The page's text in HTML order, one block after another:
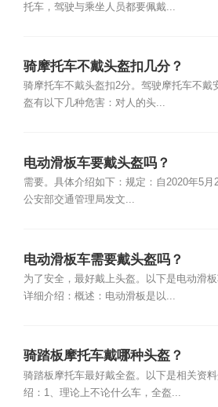
托车，驾驶与乘坐人员都要佩戴...
骑摩托车不戴头盔扣几分？
骑摩托车不戴头盔扣2分。驾驶摩托车不戴
盔有以下几种危害：对人的头...
电动滑板车要戴头盔吗？
需要。具体介绍如下：规定：自2020年5月
公安部交通管理局发文...
电动滑板车需要戴头盔吗？
为了安全，最好戴上头盔。以下是电动滑
详细介绍：概述：电动滑板是以...
骑踏板摩托车戴哪种头盔？
骑踏板摩托车最好戴全盔。以下是相关资
绍：1、理论上不论什么车，全盔...